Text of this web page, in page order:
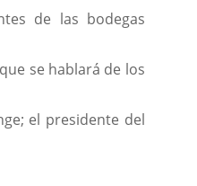
de las bodegas
se hablará de los
el presidente del